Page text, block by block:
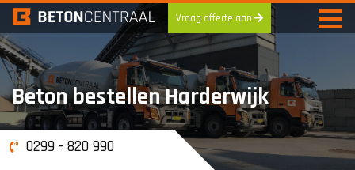
Vraag offerte aan
Skip
to
content
Beton bestellen Harderwijk
0299 - 820 990